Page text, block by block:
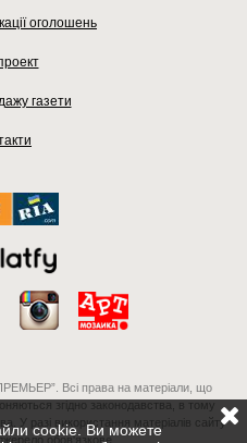
оголошень
газети
Всі права на матеріали, що
згідно законодавства, в тому
У разі використання матеріалів сайту
обов'язкове.
cookie. Ви можете